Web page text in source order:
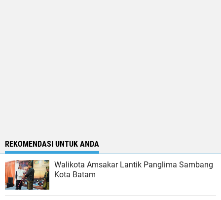
REKOMENDASI UNTUK ANDA
Walikota Amsakar Lantik Panglima Sambang
Kota Batam